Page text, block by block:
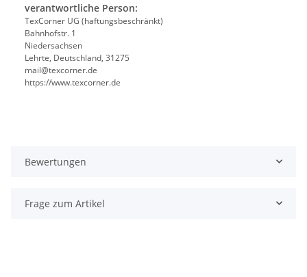
verantwortliche Person:
TexCorner UG (haftungsbeschränkt)
Bahnhofstr. 1
Niedersachsen
Lehrte, Deutschland, 31275
mail@texcorner.de
https://www.texcorner.de
Bewertungen
Frage zum Artikel